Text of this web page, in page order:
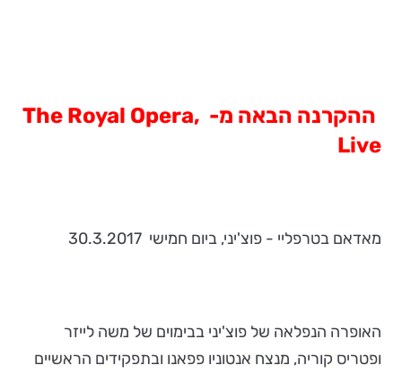
ההקרנה הבאה מ- The Royal Opera,
Live
מאדאם בטרפליי - פוצ'יני, ביום חמישי 30.3.2017
האופרה הנפלאה של פוצ'יני בבימוים של משה לייזר
ופטריס קוריה, מנצח אנטוניו פפאנו ובתפקידים הראשיים